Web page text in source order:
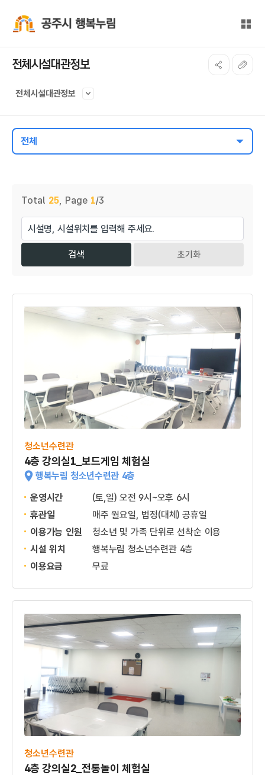
전체
전체시설대관정보
전체시설대관정보
전체
Total 25, Page 1/3
초기화
청소년수련관
4층 강의실1_보드게임 체험실
행복누림 청소년수련관 4층
운영시간
(토,일) 오전 9시~오후 6시
휴관일
매주 월요일, 법정(대체) 공휴일
이용가능 인원
청소년 및 가족 단위로 선착순 이용
시설 위치
행복누림 청소년수련관 4층
이용요금
무료
청소년수련관
4층 강의실2_전통놀이 체험실